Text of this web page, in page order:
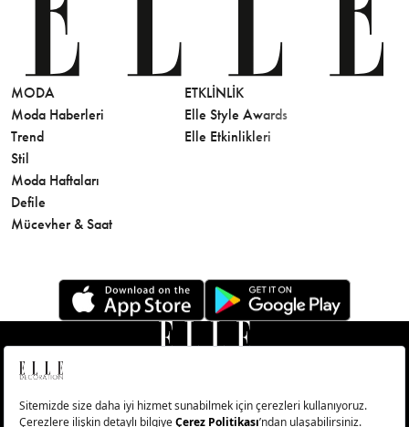
MODA
Moda Haberleri
Trend
Stil
Moda Haftaları
Defile
Mücevher & Saat
ETKLINLIK
Elle Style Awards
Elle Etkinlikleri